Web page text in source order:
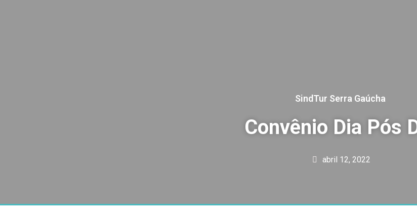
SindTur Serra Gaúcha
Convênio Dia Pós
abril 12, 2022